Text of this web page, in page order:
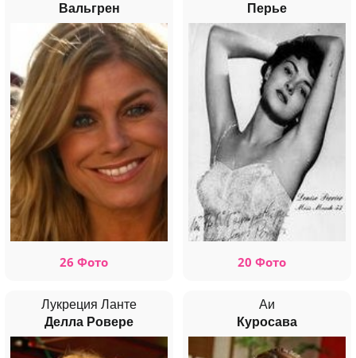
Вальгрен
26 Фото
Перье
20 Фото
Лукреция Ланте
Делла Ровере
Аи
Куросава